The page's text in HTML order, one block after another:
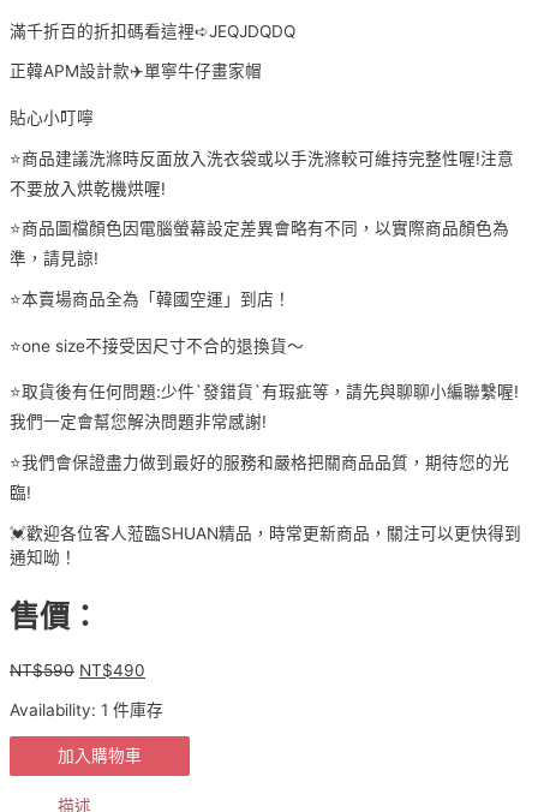
滿千折百的折扣碼看這裡➪JEQJDQDQ
正韓APM設計款✈️單寧牛仔畫家帽
貼心小叮嚀
⭐️商品建議洗滌時反面放入洗衣袋或以手洗滌較可維持完整性喔!注意
不要放入烘乾機烘喔!
⭐️商品圖檔顏色因電腦螢幕設定差異會略有不同，以實際商品顏色為
準，請見諒!
⭐️本賣場商品全為「韓國空運」到店！
⭐️one size不接受因尺寸不合的退換貨～
⭐️取貨後有任何問題:少件`發錯貨`有瑕疵等，請先與聊聊小編聯繫喔!
我們一定會幫您解決問題非常感謝!
⭐️我們會保證盡力做到最好的服務和嚴格把關商品品質，期待您的光
臨!
💓歡迎各位客人蒞臨SHUAN精品，時常更新商品，關注可以更快得到
通知呦！
售價：
NT$590 原
價
格：
NT$590。
NT$490
價
Availability: 1 件庫存
韓
加入購物車
描述